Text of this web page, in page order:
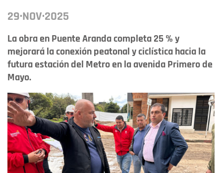
29·NOV·2025
La obra en Puente Aranda completa 25 % y
mejorará la conexión peatonal y ciclística hacia la
futura estación del Metro en la avenida Primero de
Mayo.